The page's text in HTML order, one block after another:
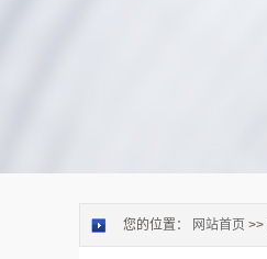
您的位置： 网站首页 >>